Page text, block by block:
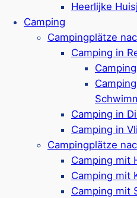
Heerlijke
Camping
Campingplätze
Camping in
Camping in
Camping in
Campingplätze
Camping mit
Camping mit
Camping mit
Ferienparks in Cadzand
Ferienparks in Burgh-
Ferienparks in Wemeldinge
Ferienparks in Scharendijke
Ferienparks in Ouddorp
Zeeland mit Kindern
Zeeland mit Hund
Zeeland mit Wellness